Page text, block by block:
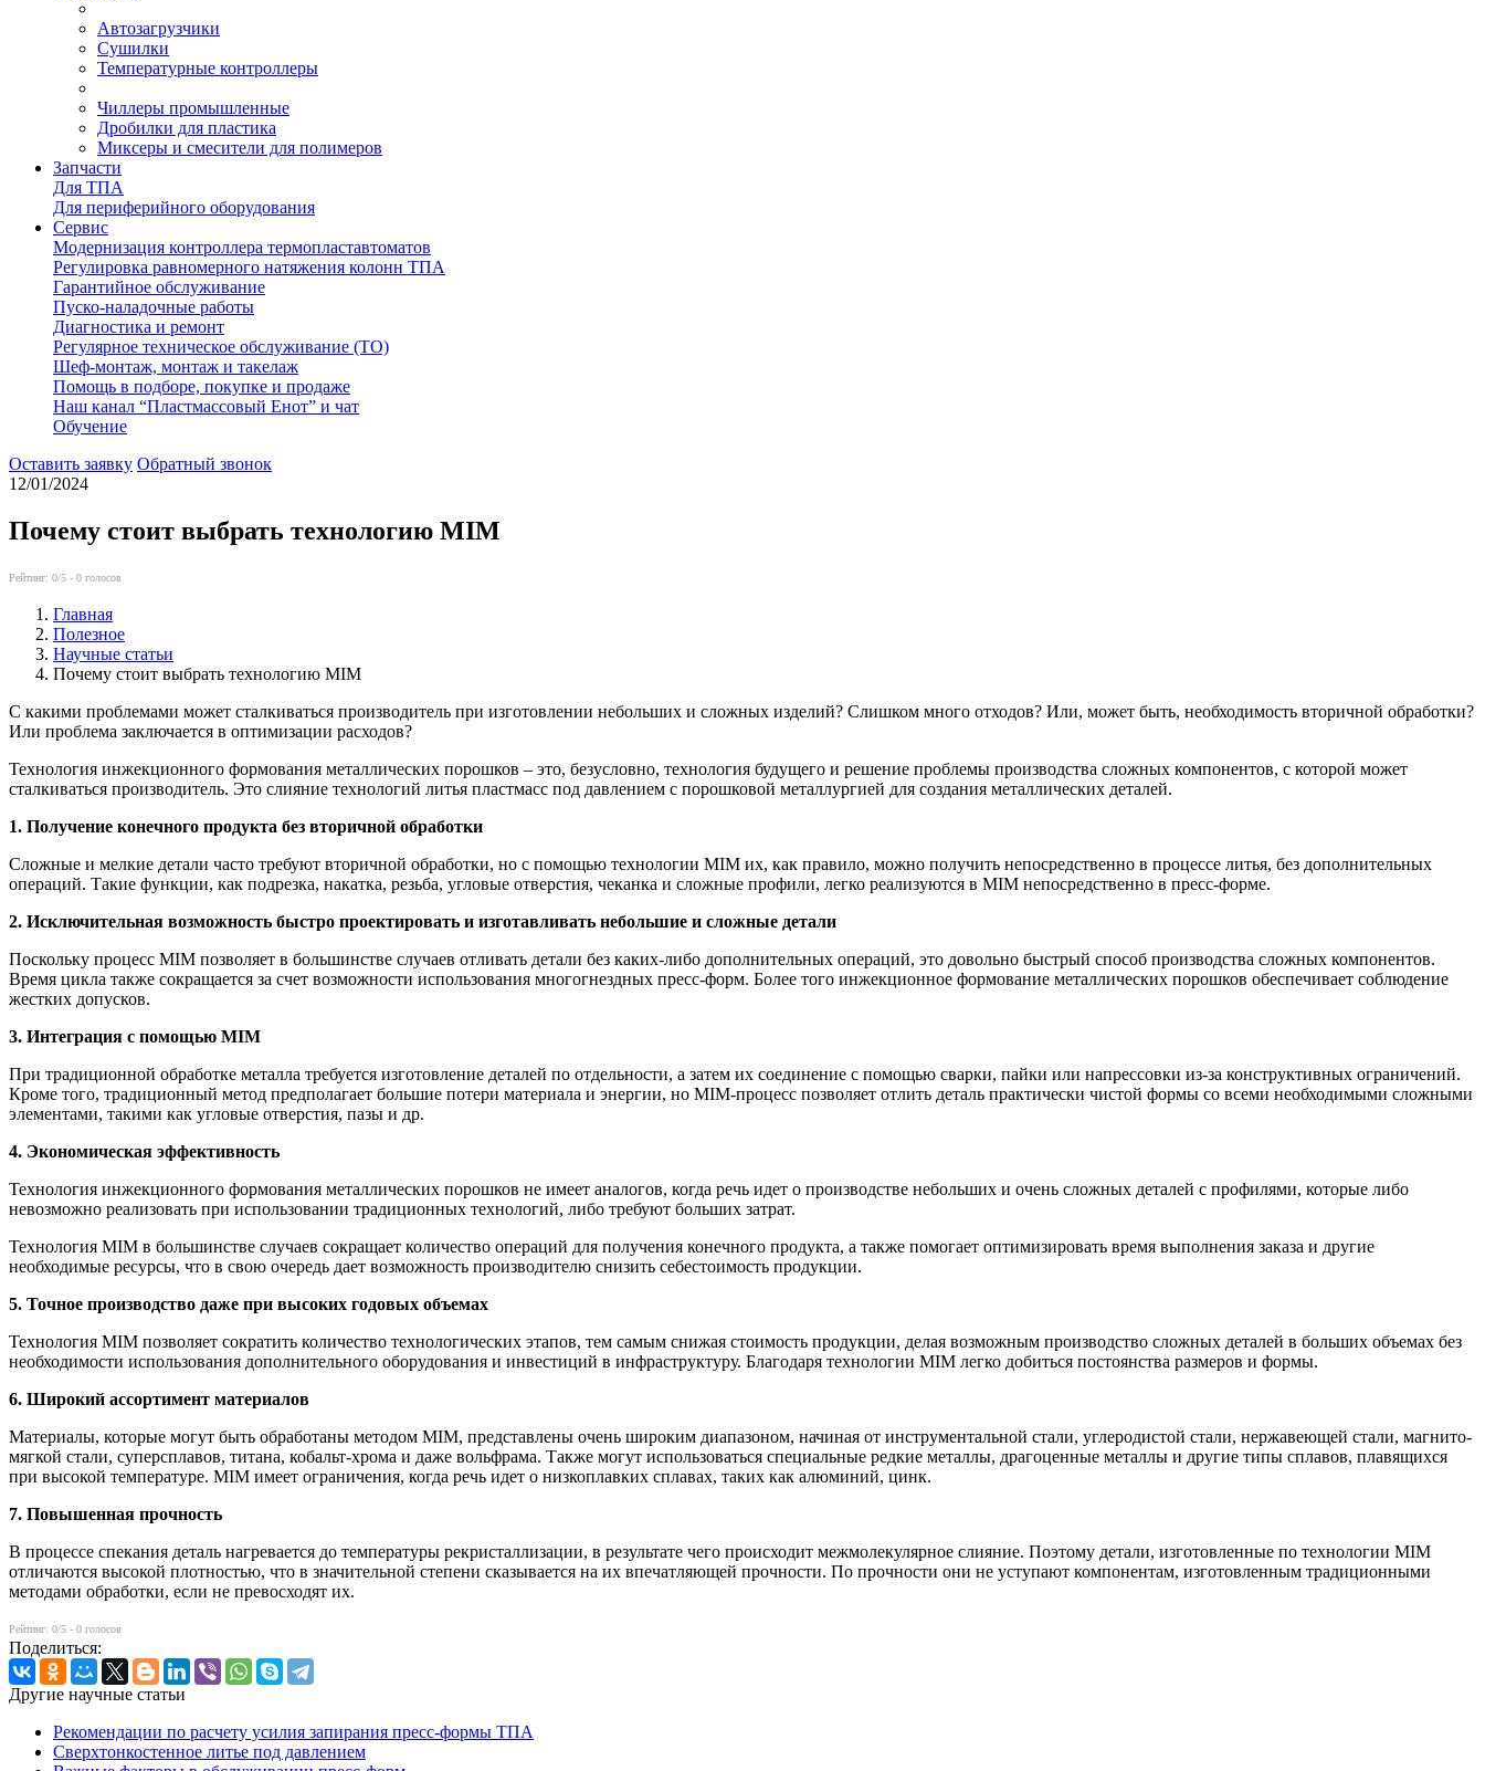
Автозагрузчики
Сушилки
Температурные контроллеры
Чиллеры промышленные
Дробилки для пластика
Миксеры и смесители для полимеров
Запчасти
Для ТПА
Для периферийного оборудования
Сервис
Модернизация контроллера термопластавтоматов
Регулировка равномерного натяжения колонн ТПА
Гарантийное обслуживание
Пуско-наладочные работы
Диагностика и ремонт
Регулярное техническое обслуживание (ТО)
Шеф-монтаж, монтаж и такелаж
Помощь в подборе, покупке и продаже
Наш канал “Пластмассовый Енот” и чат
Обучение
Оставить заявку Обратный звонок
12/01/2024
Почему стоит выбрать технологию MIM
Рейтинг: 0/5 - 0 голосов
Главная
Полезное
Научные статьи
Почему стоит выбрать технологию MIM
С какими проблемами может сталкиваться производитель при изготовлении небольших и сложных изделий? Слишком много отходов? Или, может быть, необходимость вторичной обработки?
Или проблема заключается в оптимизации расходов?
Технология инжекционного формования металлических порошков – это, безусловно, технология будущего и решение проблемы производства сложных компонентов, с которой может
сталкиваться производитель. Это слияние технологий литья пластмасс под давлением с порошковой металлургией для создания металлических деталей.
1. Получение конечного продукта без вторичной обработки
Сложные и мелкие детали часто требуют вторичной обработки, но с помощью технологии MIM их, как правило, можно получить непосредственно в процессе литья, без дополнительных
операций. Такие функции, как подрезка, накатка, резьба, угловые отверстия, чеканка и сложные профили, легко реализуются в MIM непосредственно в пресс-форме.
2. Исключительная возможность быстро проектировать и изготавливать небольшие и сложные детали
Поскольку процесс MIM позволяет в большинстве случаев отливать детали без каких-либо дополнительных операций, это довольно быстрый способ производства сложных компонентов.
Время цикла также сокращается за счет возможности использования многогнездных пресс-форм. Более того инжекционное формование металлических порошков обеспечивает соблюдение
жестких допусков.
3. Интеграция с помощью MIM
При традиционной обработке металла требуется изготовление деталей по отдельности, а затем их соединение с помощью сварки, пайки или напрессовки из-за конструктивных ограничений.
Кроме того, традиционный метод предполагает большие потери материала и энергии, но MIM-процесс позволяет отлить деталь практически чистой формы со всеми необходимыми сложными
элементами, такими как угловые отверстия, пазы и др.
4. Экономическая эффективность
Технология инжекционного формования металлических порошков не имеет аналогов, когда речь идет о производстве небольших и очень сложных деталей с профилями, которые либо
невозможно реализовать при использовании традиционных технологий, либо требуют больших затрат.
Технология MIM в большинстве случаев сокращает количество операций для получения конечного продукта, а также помогает оптимизировать время выполнения заказа и другие
необходимые ресурсы, что в свою очередь дает возможность производителю снизить себестоимость продукции.
5. Точное производство даже при высоких годовых объемах
Технология MIM позволяет сократить количество технологических этапов, тем самым снижая стоимость продукции, делая возможным производство сложных деталей в больших объемах без
необходимости использования дополнительного оборудования и инвестиций в инфраструктуру. Благодаря технологии MIM легко добиться постоянства размеров и формы.
6. Широкий ассортимент материалов
Материалы, которые могут быть обработаны методом MIM, представлены очень широким диапазоном, начиная от инструментальной стали, углеродистой стали, нержавеющей стали, магнито-
мягкой стали, суперсплавов, титана, кобальт-хрома и даже вольфрама. Также могут использоваться специальные редкие металлы, драгоценные металлы и другие типы сплавов, плавящихся
при высокой температуре. MIM имеет ограничения, когда речь идет о низкоплавких сплавах, таких как алюминий, цинк.
7. Повышенная прочность
В процессе спекания деталь нагревается до температуры рекристаллизации, в результате чего происходит межмолекулярное слияние. Поэтому детали, изготовленные по технологии MIM
отличаются высокой плотностью, что в значительной степени сказывается на их впечатляющей прочности. По прочности они не уступают компонентам, изготовленным традиционными
методами обработки, если не превосходят их.
Рейтинг: 0/5 - 0 голосов
Поделиться:
Другие научные статьи
Рекомендации по расчету усилия запирания пресс-формы ТПА
Сверхтонкостенное литье под давлением